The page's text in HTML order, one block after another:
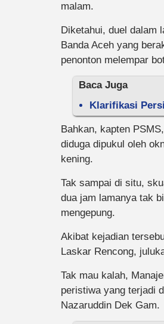
malam.
Diketahui, duel dalam
Banda Aceh yang
penonton melempar
Baca Juga
Klarifikasi
Bahkan, kapten
diduga dipukul oleh
kening.
Tak sampai di situ,
dua jam lamanya tak
mengepung.
Akibat kejadian
Laskar Rencong,
Tak mau kalah,
peristiwa yang terjadi
Nazaruddin Dek Gam.